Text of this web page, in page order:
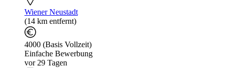
Wiener Neustadt
(14 km entfernt)
4000 (Basis Vollzeit)
Einfache Bewerbung
vor 29 Tagen